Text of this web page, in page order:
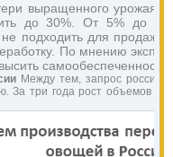
выращенного урожая
до 30%. От 5% до
подходить для
По мнению
Между тем, запрос
За три года рост объемов